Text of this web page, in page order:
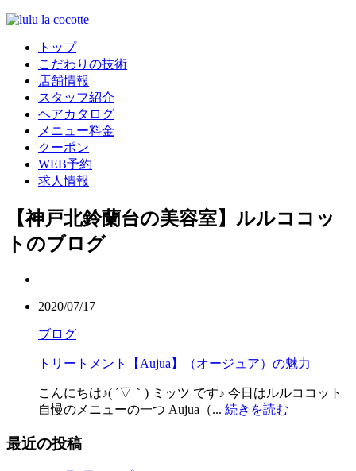
トップ
こだわりの技術
店舗情報
スタッフ紹介
ヘアカタログ
メニュー料金
クーポン
WEB予約
求人情報
【神戸北鈴蘭台の美容室】ルルココッ
トのブログ
2020/07/17
ブログ
トリートメント【Aujua】（オージュア）の魅力
こんにちは♪( ´▽｀) ミッツ です♪ 今日はルルココット
自慢のメニューの一つ Aujua（... 続きを読む
最近の投稿